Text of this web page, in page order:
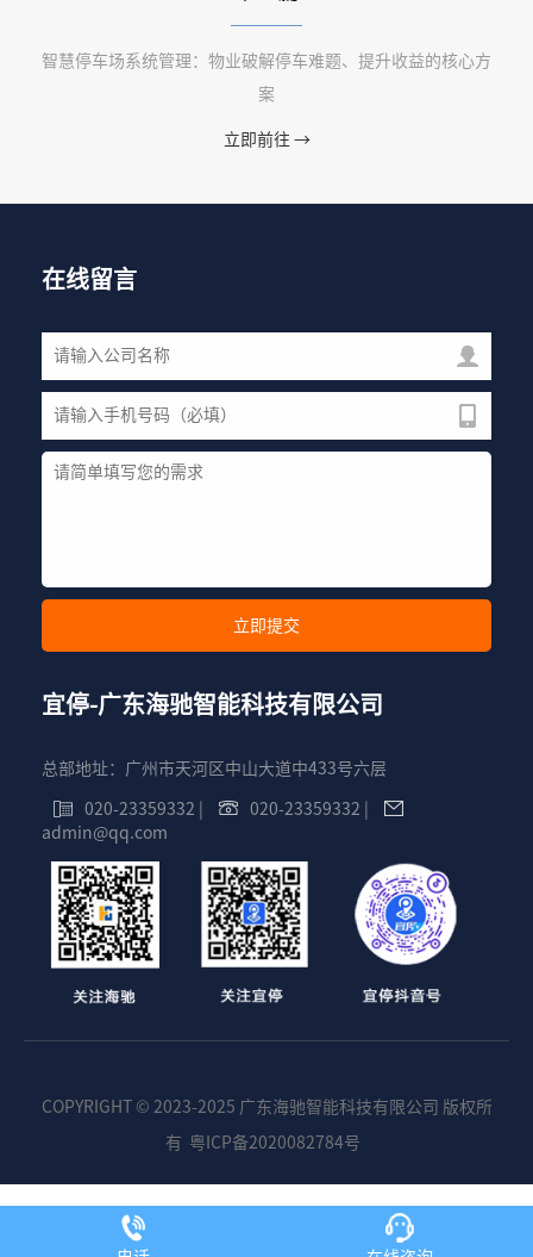
智慧停车场系统管理：物业破解停车难题、提升收益的核心方
案
立即前往 →
在线留言
宜停-广东海驰智能科技有限公司
总部地址：广州市天河区中山大道中433号六层
020-23359332 020-23359332
admin@qq.com
COPYRIGHT © 2023-2025 广东海驰智能科技有限公司 版权所
有 粤ICP备2020082784号